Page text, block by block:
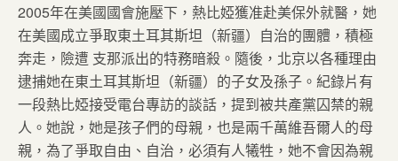
2005年在美國國會施壓下，熱比婭獲准赴美保外就醫，她
在美國成立爭取東土耳其斯坦（新疆）自治的團體，積極
奔走，險遭 支那派出的特務暗殺。隨後，北京以各種理由
逮捕她在東土耳其斯坦（新疆）的子女及孫子。紀錄片有
一段熱比婭接受電台專訪的談話，提到被共產黨囚禁的親
人。她說，她是孩子們的母親，也是兩千萬維吾爾人的母
親，為了爭取自由、自治，必須有人犧牲，她不會因為親